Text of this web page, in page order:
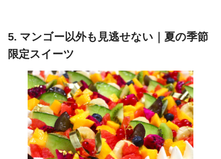
5. マンゴー以外も見逃せない｜夏の季節
限定スイーツ